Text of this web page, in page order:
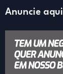
Anuncie aqui